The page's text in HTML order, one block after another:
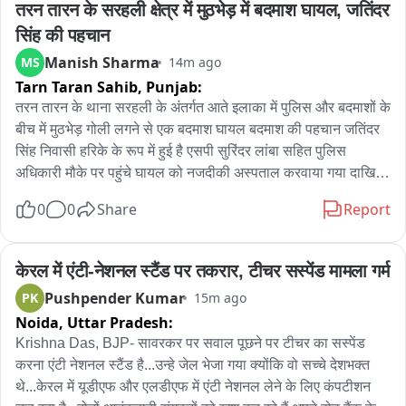
वीओ -- हरिद्वार से कांवड़ लेकर आए कांवड़ियों से जब रास्ते में प्रशासन की
व्यवस्था और मौसम के बारे में पूछा तो उन्होंने अच्छे मौसम की बात कही वहीं
प्रशासन की व्यवस्था की भी जमकर तारीफ की । अंबाला में लगाए गये
कांवड़ शिवर की भी जमकर तारीफ करते हुए कहा कि यहां पर बहुत अच्छी
व्यवस्था की गई है खाना पीना सब अच्छा है ।
बाइट -- 03 से 05 हरिद्वार से कांवड़ लेकर आए कांवड़िये।
का जायजा ADM पर्वतसिंह चुंडावत भी सीएम दौरे की तैयारीयों में जुटे
तरन तारन के सरहली क्षेत्र में मुठभेड़ में बदमाश घायल, जतिंदर
सिंह की पहचान
MS Manish Sharma 14m ago
Tarn Taran Sahib, Punjab:
तरन तारन के थाना सरहली के अंतर्गत आते इलाका में पुलिस और बदमाशों के
बीच में मुठभेड़ गोली लगने से एक बदमाश घायल बदमाश की पहचान जतिंदर
सिंह निवासी हरिके के रूप में हुई है एसपी सुरिंदर लांबा सहित पुलिस
अधिकारी मौके पर पहुंचे घायल को नजदीकी अस्पताल करवाया गया दाखिल
आरोपी
0 0 Share Report
केरल में एंटी-नेशनल स्टैंड पर तकरार, टीचर सस्पेंड मामला गर्म
PK Pushpender Kumar 15m ago
Noida, Uttar Pradesh:
Krishna Das, BJP- सावरकर पर सवाल पूछने पर टीचर का सस्पेंड
करना एंटी नेशनल स्टैंड है...उन्हे जेल भेजा गया क्योंकि वो सच्चे देशभक्त
थे...केरल में यूडीएफ और एलडीएफ में एंटी नेशनल लेने के लिए कंपटीशन